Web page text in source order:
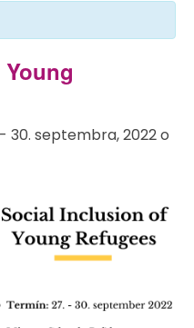
- 30. septembra, 2022 o